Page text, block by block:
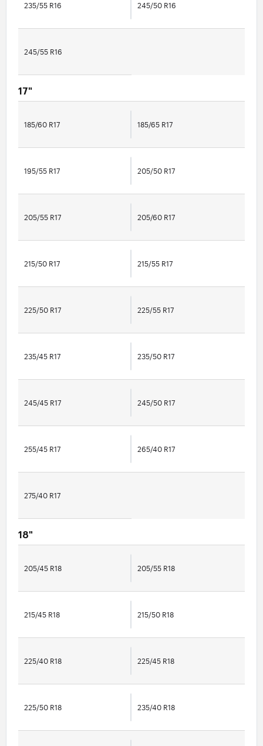
235/55 R16 245/50 R16
245/55 R16
17"
185/60 R17 185/65 R17
195/55 R17 205/50 R17
205/55 R17 205/60 R17
215/50 R17 215/55 R17
225/50 R17 225/55 R17
235/45 R17 235/50 R17
245/45 R17 245/50 R17
255/45 R17 265/40 R17
275/40 R17
18"
205/45 R18 205/55 R18
215/45 R18 215/50 R18
225/40 R18 225/45 R18
225/50 R18 235/40 R18